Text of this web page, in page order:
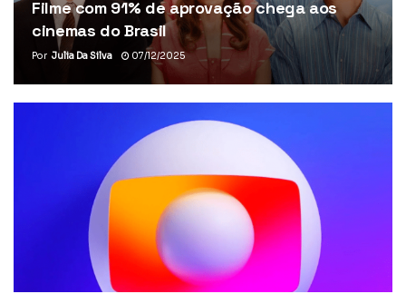
Filme com 91% de aprovação chega aos
cinemas do Brasil
Por Julia Da Silva 07/12/2025